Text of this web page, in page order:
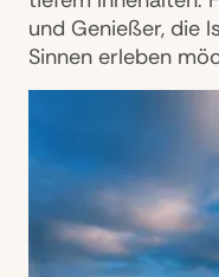
und Genießer, die
Sinnen erleben